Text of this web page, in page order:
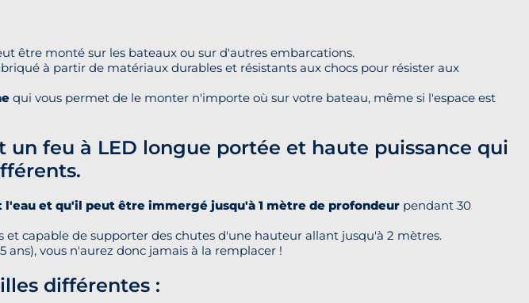
être monté sur les bateaux ou sur d'autres embarcations.
à partir de matériaux durables et résistants aux chocs pour résister aux
qui vous permet de le monter n'importe où sur votre bateau, même si l'espace est
feu à LED longue portée et haute puissance qui
et qu'il peut être immergé jusqu'à 1 mètre de profondeur pendant 30
et capable de supporter des chutes d'une hauteur allant jusqu'à 2 mètres.
vous n'aurez donc jamais à la remplacer !
différentes :